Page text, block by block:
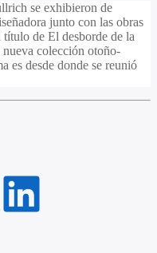
se exhibieron de
junto con las obras
de El desborde de la
colección otoño-
es desde donde se reunió
LinkedIn